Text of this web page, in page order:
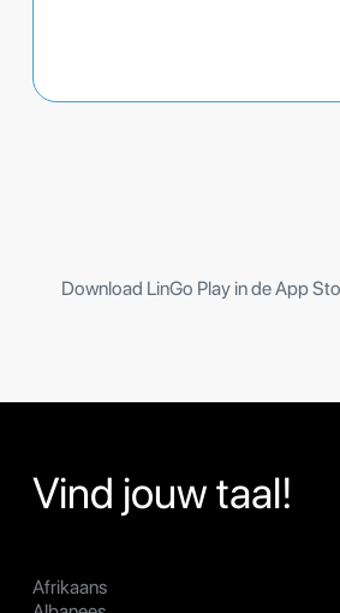
Download LinGo Play in de App
Vind jouw taal!
Afrikaans